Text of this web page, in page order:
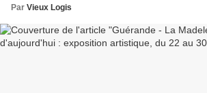
Par Vieux Logis